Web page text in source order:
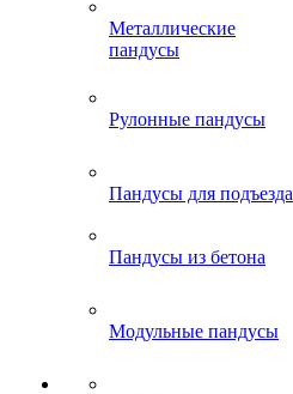
Металлические
пандусы
Рулонные пандусы
Пандусы для подъезда
Пандусы из бетона
Модульные пандусы